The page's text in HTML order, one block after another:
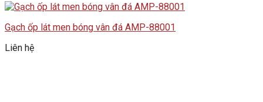
Gạch ốp lát men bóng vân đá AMP-88001
Liên hệ